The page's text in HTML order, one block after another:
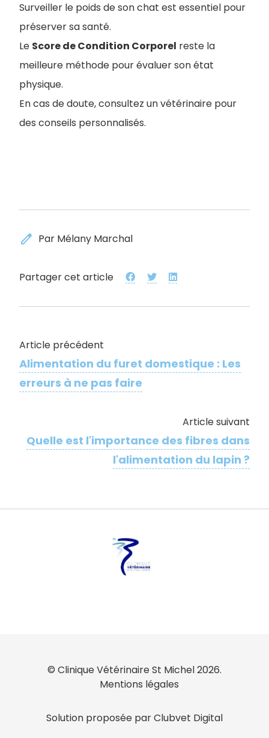
Surveiller le poids de son chat est essentiel pour
préserver sa santé.
Le Score de Condition Corporel reste la
meilleure méthode pour évaluer son état
physique.
En cas de doute, consultez un vétérinaire pour
des conseils personnalisés.
edit Par Mélany Marchal
Partager cet article
Article précédent
Alimentation du furet domestique : Les
erreurs à ne pas faire
Article suivant
Quelle est l'importance des fibres dans
l'alimentation du lapin ?
© Clinique Vétérinaire St Michel 2026.
Mentions légales
Solution proposée par Clubvet Digital